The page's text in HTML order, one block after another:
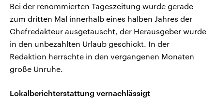
Bei der renommierten Tageszeitung wurde gerade
zum dritten Mal innerhalb eines halben Jahres der
Chefredakteur ausgetauscht, der Herausgeber wurde
in den unbezahlten Urlaub geschickt. In der
Redaktion herrschte in den vergangenen Monaten
große Unruhe.
Lokalberichterstattung vernachlässigt